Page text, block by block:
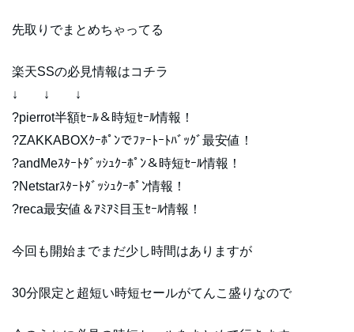
先取りでまとめちゃってる
楽天SSの必見情報はコチラ
↓ ↓ ↓
?pierrot半額ｾｰﾙ＆時短ｾｰﾙ情報！
?ZAKKABOXｸｰﾎﾟﾝでﾌｧｰﾄｰﾄﾊﾞｯｸﾞ最安値！
?andMeｽﾀｰﾄﾀﾞｯｼｭｸｰﾎﾟﾝ＆時短ｾｰﾙ情報！
?Netstarｽﾀｰﾄﾀﾞｯｼｭｸｰﾎﾟﾝ情報！
?reca最安値＆ｱﾐｱﾐ目玉ｾｰﾙ情報！
今回も開始までまだ少し時間はありますが
30分限定と超短い時短セールがてんこ盛りなので